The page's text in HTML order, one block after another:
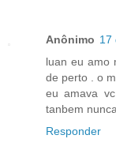
Anônimo 17
luan eu amo
de perto . o
eu amava
tanbem
Responder